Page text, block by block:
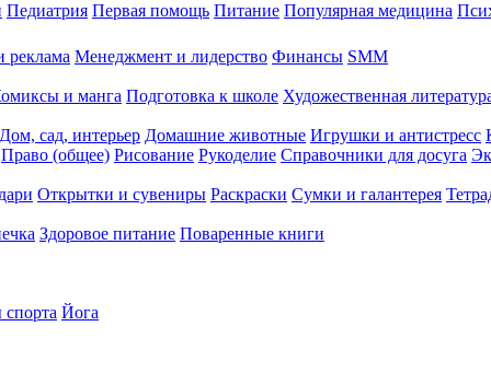
Педиатрия Первая помощь Питание Популярная медицина
реклама Менеджмент и лидерство Финансы SMM
и манга Подготовка к школе Художественная
Дом, сад, интерьер Домашние животные Игрушки и антистресс
Право (общее) Рисование Рукоделие Справочники для досуга
Открытки и сувениры Раскраски Сумки и галантерея
Здоровое питание Поваренные книги
Йога